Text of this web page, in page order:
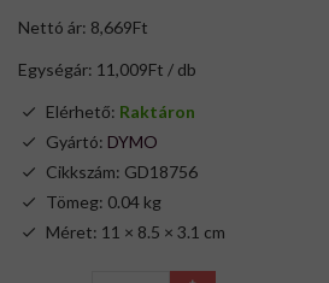
Nettó ár: 8,669Ft
Egységár: 11,009Ft / db
Elérhető: Raktáron
Gyártó: DYMO
Cikkszám: GD18756
Tömeg: 0.04 kg
Méret: 11 × 8.5 × 3.1 cm